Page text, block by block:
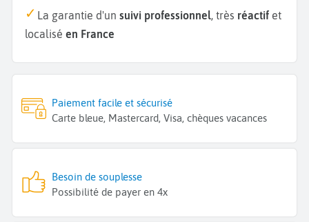
La garantie d'un suivi professionnel, très réactif et
localisé en France
Paiement facile et sécurisé
Carte bleue, Mastercard, Visa, chèques vacances
Besoin de souplesse
Possibilité de payer en 4x